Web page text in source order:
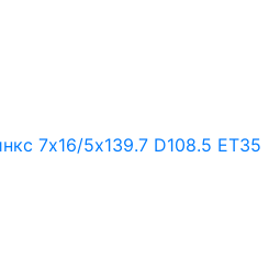
7х16/5х139.7 D108.5 ET35